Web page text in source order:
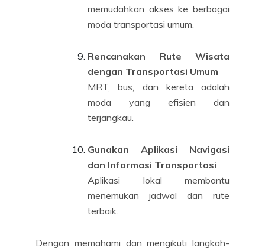
memudahkan akses ke berbagai
moda transportasi umum.
Rencanakan Rute Wisata
dengan Transportasi Umum
MRT, bus, dan kereta adalah
moda yang efisien dan
terjangkau.
Gunakan Aplikasi Navigasi
dan Informasi Transportasi
Aplikasi lokal membantu
menemukan jadwal dan rute
terbaik.
Dengan memahami dan mengikuti langkah-